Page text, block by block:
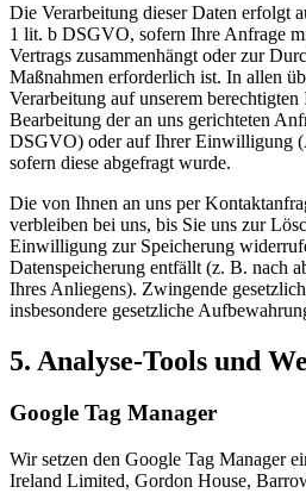
Die Verarbeitung dieser Daten erfolgt
1 lit. b DSGVO, sofern Ihre Anfrage
Vertrags zusammenhängt oder zur
Maßnahmen erforderlich ist. In allen
Verarbeitung auf unserem
Bearbeitung der an uns gerichteten
DSGVO) oder auf Ihrer Einwilligung
sofern diese abgefragt wurde.
Die von Ihnen an uns per
verbleiben bei uns, bis Sie uns zur
Einwilligung zur Speicherung
Datenspeicherung entfällt (z. B. nach
Ihres Anliegens). Zwingende
insbesondere gesetzliche
5. Analyse-Tools und
Google Tag Manager
Wir setzen den Google Tag Manager
Ireland Limited, Gordon House,